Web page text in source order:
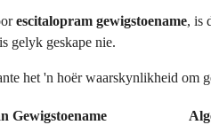
escitalopram gewigstoename, is
gelyk geskape nie.
het 'n hoër waarskynlikheid
Gewigstoename